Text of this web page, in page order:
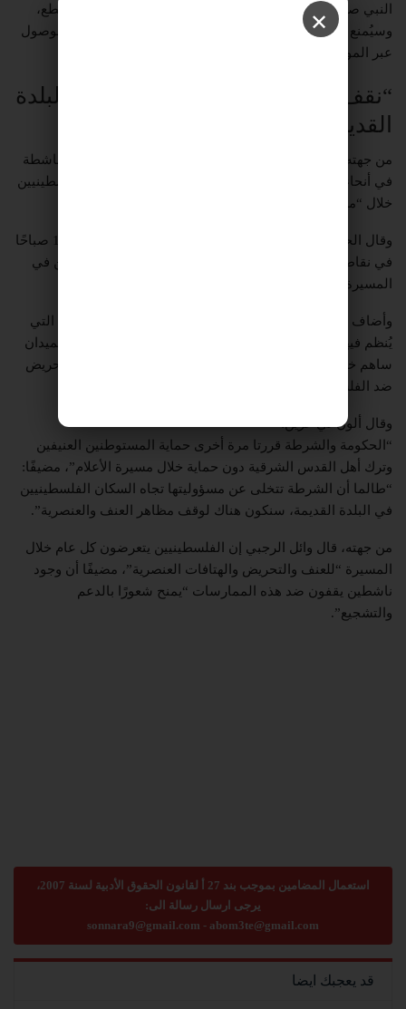
النبي صموئيل اليوم وغدًا، حيث سيُغلق شارع 436 بشكل متقطع،
وسيُمنع دخول المركبات الخاصة إلى المنطقة، مع السماح بالوصول
عبر المواصلات العامة فقط.
“نقف معًا”: نشر مئات النشطاء في البلدة
القديمة
من جهته، أعلن
عن نشر أكثر من 200 ناشط وناشطة
في أنحاء البلدة القديمة بمدينة
، لحماية السكان الفلسطينيين
خلال “مسيرة الأعلام”.
وقال الحراك إن النشطاء سيتمركزون ابتداءً من الساعة 11:00 صباحًا
في نقاط يعتبرها معرضة لاعتداءات ومضايقات من المشاركين في
المسيرة بحق الفلسطينيين وسكان البلدة القديمة.
وأضاف
أن هذه هي السنة الثالثة على التوالي التي
يُنظم فيها هذا النشاط، مشيرًا إلى أن وجود المتطوعين في الميدان
ساهم خلال السنوات الماضية في الحد من أعمال العنف والتحريض
ضد الفلسطينيين.
وقال ألون لي غرين
“الحكومة والشرطة قررتا مرة أخرى حماية المستوطنين العنيفين
وترك أهل القدس الشرقية دون حماية خلال مسيرة الأعلام”، مضيفًا:
“طالما أن الشرطة تتخلى عن مسؤوليتها تجاه السكان الفلسطينيين
في البلدة القديمة، سنكون هناك لوقف مظاهر العنف والعنصرية”.
من جهته، قال وائل الرجبي إن الفلسطينيين يتعرضون كل عام خلال
المسيرة “للعنف والتحريض والهتافات العنصرية”، مضيفًا أن وجود
ناشطين يقفون ضد هذه الممارسات “يمنح شعورًا بالدعم
والتشجيع”.
استعمال المضامين بموجب بند 27 أ لقانون الحقوق الأدبية لسنة 2007،
يرجى ارسال رسالة الى:
sonnara9@gmail.com - abom3te@gmail.com
قد يعجبك ايضا
✕